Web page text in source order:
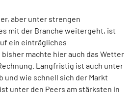
aber unter strengen
mit der Branche weitergeht, ist
ein einträgliches
machte hier auch das Wetter
Langfristig ist auch unter
wie schnell sich der Markt
unter den Peers am stärksten in